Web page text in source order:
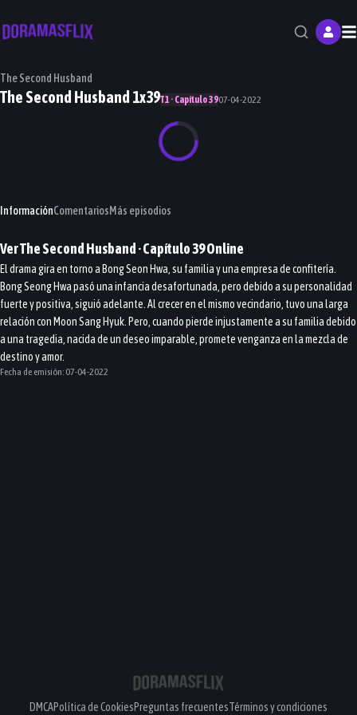
The Second Husband
The Second Husband 1x39T1 · Capítulo 3907-04-2022
InformaciónComentariosMás episodios
VerThe Second Husband· Capítulo39Online
El drama gira en torno a Bong Seon Hwa, su familia y una empresa de confitería.
Bong Seong Hwa pasó una infancia desafortunada, pero debido a su personalidad
fuerte y positiva, siguió adelante. Al crecer en el mismo vecindario, tuvo una larga
relación con Moon Sang Hyuk. Pero, cuando pierde injustamente a su familia debido
a una tragedia, nacida de un deseo imparable, promete venganza en la mezcla de
destino y amor.
Fecha de emisión: 07-04-2022
DMCAPolítica de CookiesPreguntas frecuentesTérminos y condiciones